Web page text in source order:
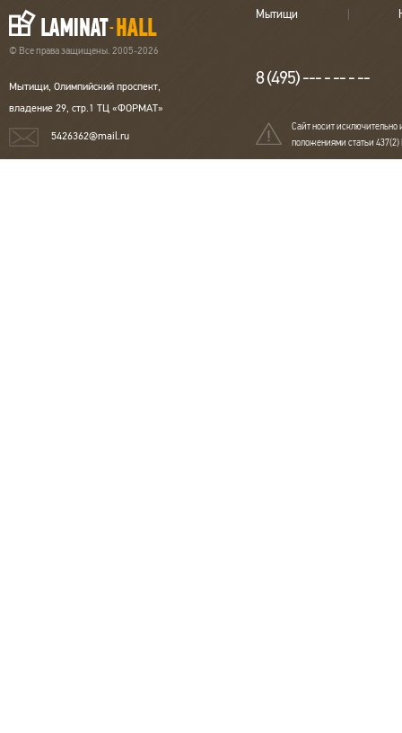
© Все права защищены. 2005-2026
Мытищи, Олимпийский проспект,
владение 29, стр.1 ТЦ «ФОРМАТ»
5426362@mail.ru
Мытищи
8 (495) --- - -- - --
Сайт носит исключительно
положениями статьи